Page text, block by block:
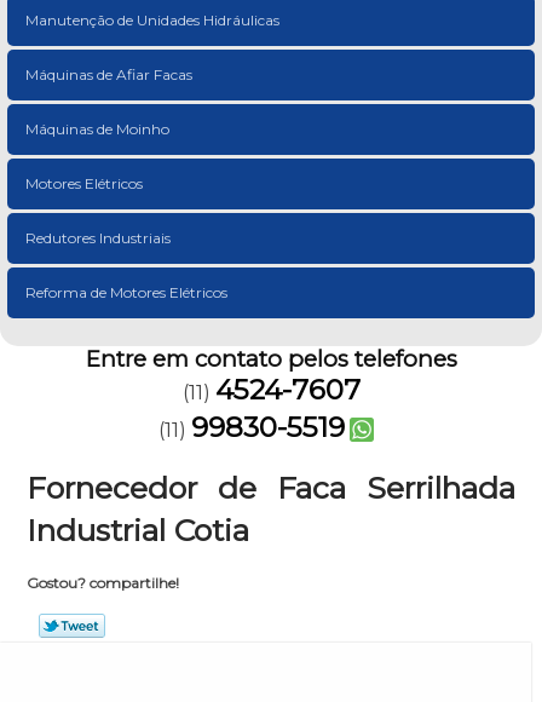
Manutenção de Unidades Hidráulicas
Máquinas de Afiar Facas
Máquinas de Moinho
Motores Elétricos
Redutores Industriais
Reforma de Motores Elétricos
Entre em contato pelos telefones
(11) 4524-7607
(11) 99830-5519
Fornecedor de Faca Serrilhada
Industrial Cotia
Gostou? compartilhe!